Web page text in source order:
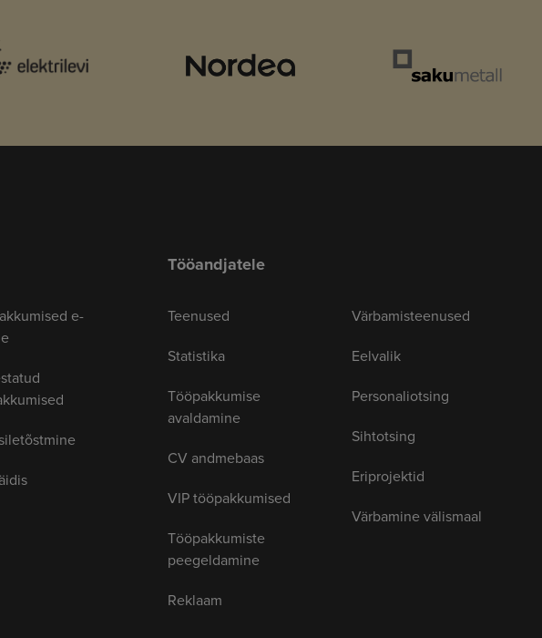
e-
Tööandjatele
Teenused
Statistika
Tööpakkumise
avaldamine
CV andmebaas
VIP tööpakkumised
Tööpakkumiste
peegeldamine
Reklaam
Värbamisteenused
Eelvalik
Personaliotsing
Sihtotsing
Eriprojektid
Värbamine välismaal